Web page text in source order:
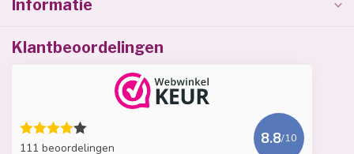
Informatie
Klantbeoordelingen
111 beoordelingen
8.8/10